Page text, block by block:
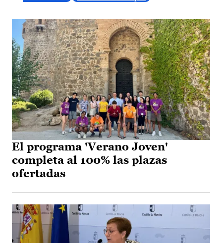
El programa 'Verano Joven'
completa al 100% las plazas
ofertadas